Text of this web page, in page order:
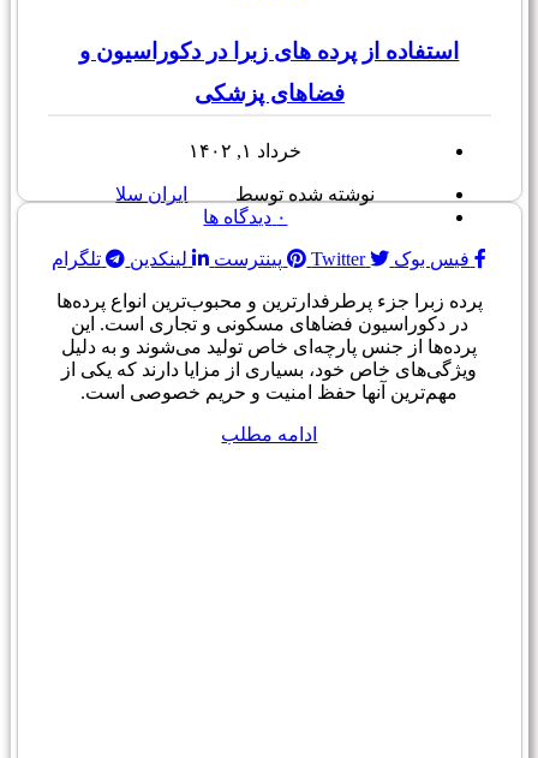
استفاده از پرده های زبرا در دکوراسیون و
فضاهای پزشکی
خرداد ۱, ۱۴۰۲
نوشته شده توسط
ایران سلا
۰ دیدگاه ها
فیس بوک Twitter پینترست لینکدین تلگرام
پرده زبرا جزء پرطرفدارترین و محبوب‌ترین انواع پرده‌ها
در دکوراسیون فضاهای مسکونی و تجاری است. این
پرده‌ها از جنس پارچه‌ای خاص تولید می‌شوند و به دلیل
ویژگی‌های خاص خود، بسیاری از مزایا دارند که یکی از
مهم‌ترین آنها حفظ امنیت و حریم خصوصی است.
ادامه مطلب